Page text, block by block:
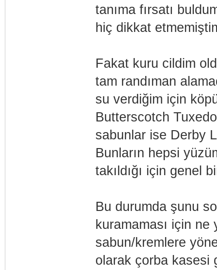
tanıma fırsatı
hiç dikkat
Fakat kuru cildim
tam randıman
su verdiğim için
Butterscotch
sabunlar ise Derby
Bunların hepsi
takıldığı için genel
Bu durumda şunu
kuramaması için
sabun/kremlere
olarak çorba kasesi